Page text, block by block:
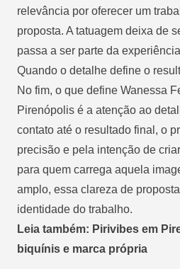
relevância por oferecer um
proposta. A tatuagem deixa de
passa a ser parte da
Quando o detalhe define o
No fim, o que define Wanessa
Pirenópolis é a atenção ao
contato até o resultado final, o
precisão e pela intenção de
para quem carrega aquela
amplo, essa clareza de
identidade do trabalho.
Leia também: Pirivibes em
biquínis e marca própria